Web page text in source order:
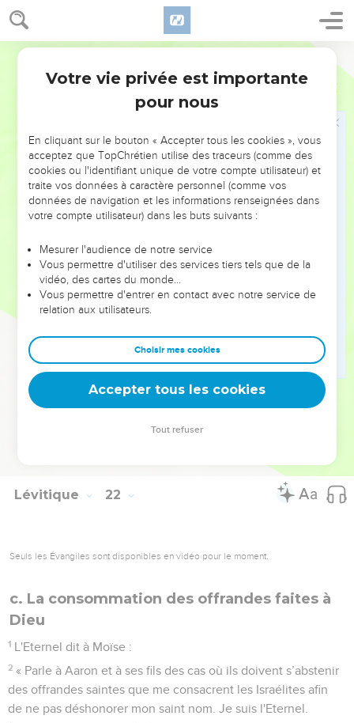
Lévitique 21
16 L'Eternel dit à Moïse :
« Transmets ces instructions à Aaron : Aucun de tes
corporel ne s'approchera pour offrir la nourriture de son
s'approcher, qu’il soit aveugle, boiteux, défiguré ou difforme,
qu’il ait une fracture au pied ou à la main,
qu’il soit bossu ou nain, qu’il ait une tache à l'œil, la gale,
une dartre ou les testicules écrasés.
corporel ne s'approchera pour offrir à l'Eternel les sacrifices
passés par le feu. Il a un défaut corporel, il ne s'approchera
pas pour offrir la nourriture de son Dieu.
22
très saintes et saintes,
mais il n'ira pas vers le voile et ne s'approchera pas de
l'autel, car il a un défaut corporel. Il ne profanera pas mes
sanctuaires, car je suis l'Eternel qui les considère comme
Lévitique 22
Seuls les Évangiles sont disponibles en vidéo pour le moment.
c. La consommation des offrandes faites à
Dieu
1 L'Eternel dit à Moïse :
2 « Parle à Aaron et à ses fils des cas où ils doivent s’abstenir
des offrandes saintes que me consacrent les Israélites afin
de ne pas déshonorer mon saint nom. Je suis l'Eternel.
Votre vie privée est importante
pour nous
En cliquant sur le bouton « Accepter tous les cookies », vous
acceptez que TopChrétien utilise des traceurs (comme des
cookies ou l'identifiant unique de votre compte utilisateur) et
traite vos données à caractère personnel (comme vos
données de navigation et les informations renseignées dans
votre compte utilisateur) dans les buts suivants :
Mesurer l'audience de notre service
Vous permettre d'utiliser des services tiers tels que de la
vidéo, des cartes du monde…
Vous permettre d'entrer en contact avec notre service de
relation aux utilisateurs.
Choisir mes cookies
Accepter tous les cookies
Tout refuser